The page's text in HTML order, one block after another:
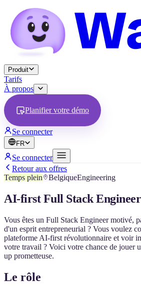
Produit
Tarifs
À propos
Planifier votre démo
Se connecter
FR
Se connecter
Retour aux offres
Temps plein
BelgiqueEngineering
AI-first Full Stack Engineer
Vous êtes un Full Stack Engineer motivé,
d'un esprit entrepreneurial ? Vous voulez
plateforme AI-first révolutionnaire et voir
votre travail ? Voici votre chance de jouer
up prometteuse.
Le rôle